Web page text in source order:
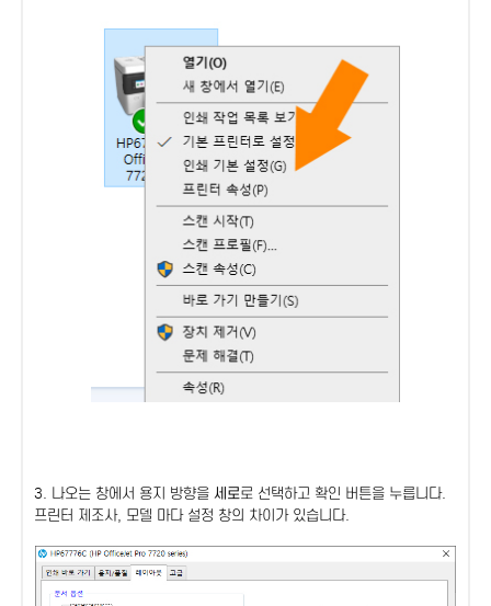
3. 나오는 창에서 용지 방향을 세로로 선택하고 확인 버튼을 누릅니다.
프린터 제조사, 모델 마다 설정 창의 차이가 있습니다.